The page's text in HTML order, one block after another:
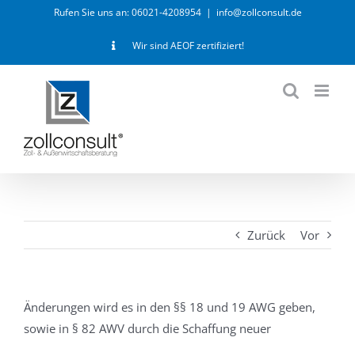
Rufen Sie uns an: 06021-4208954 | info@zollconsult.de
Wir sind AEOF zertifiziert!
Zurück Vor
Änderungen wird es in den §§ 18 und 19 AWG geben,
sowie in § 82 AWV durch die Schaffung neuer